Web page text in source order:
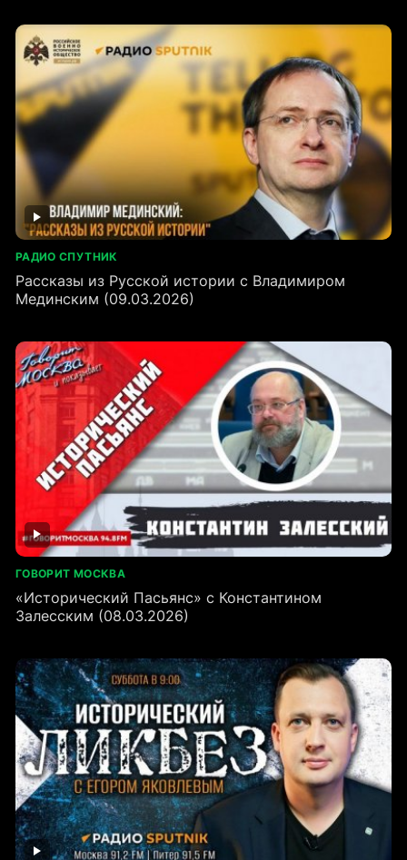
РАДИО СПУТНИК
Рассказы из Русской истории с Владимиром
Мединским (09.03.2026)
ГОВОРИТ МОСКВА
«Исторический Пасьянс» с Константином
Залесским (08.03.2026)